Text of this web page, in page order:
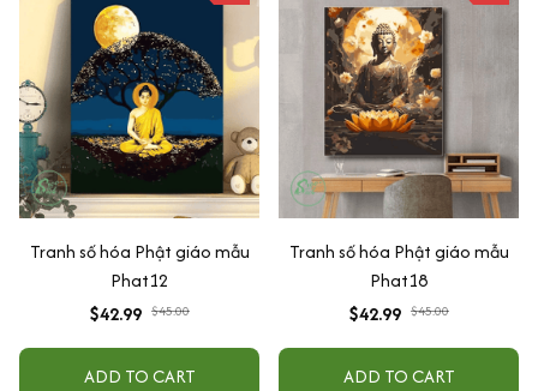
Tranh số hóa Phật giáo mẫu
Phat12
$42.99 $45.00
ADD TO CART
Tranh số hóa Phật giáo mẫu
Phat18
$42.99 $45.00
ADD TO CART